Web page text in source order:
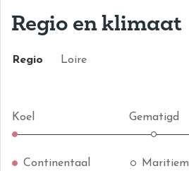
Regio en klimaat
Regio Loire
Koel Gematigd
Continentaal Maritiem